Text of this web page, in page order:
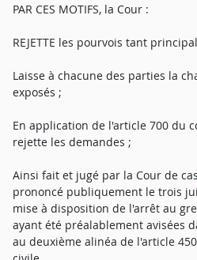
PAR CES MOTIFS, la Cour :
REJETTE les pourvois tant
Laisse à chacune des parties la
exposés ;
En application de l'article 700 du
rejette les demandes ;
Ainsi fait et jugé par la Cour de
prononcé publiquement le trois
mise à disposition de l'arrêt au
ayant été préalablement avisées
au deuxième alinéa de l'article